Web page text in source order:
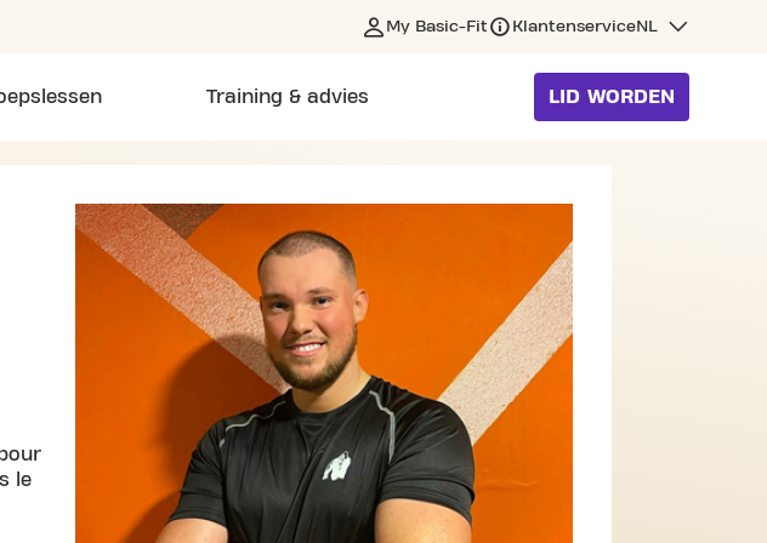
My Basic-Fit KlantenserviceNL
Training & advies LID WORDEN
le